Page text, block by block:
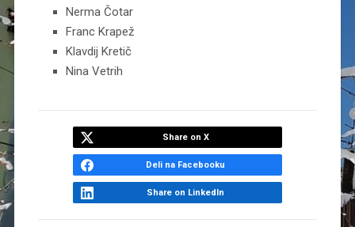
Nerma Čotar
Franc Krapež
Klavdij Kretič
Nina Vetrih
Share on X
Deli na Facebooku
Share on LinkedIn